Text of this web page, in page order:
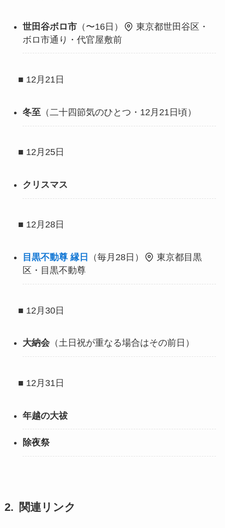
世田谷ボロ市（〜16日）
東京都世田谷区・
ボロ市通り・代官屋敷前
■ 12月21日
冬至（二十四節気のひとつ・12月21日頃）
■ 12月25日
クリスマス
■ 12月28日
目黒不動尊 縁日 （毎月28日）
東京都目黒
区・目黒不動尊
■ 12月30日
大納会（土日祝が重なる場合はその前日）
■ 12月31日
年越の大祓
除夜祭
関連リンク